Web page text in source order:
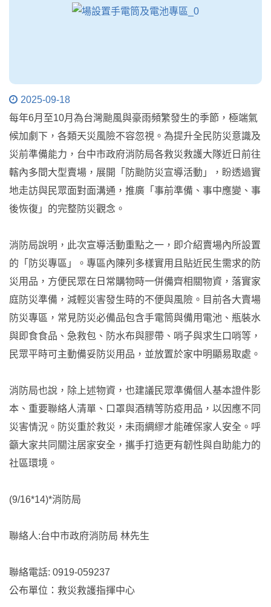
2025-09-18
每年6月至10月為台灣颱風與豪雨頻繁發生的季節，極端氣
候加劇下，各類天災風險不容忽視。為提升全民防災意識及
災前準備能力，台中市政府消防局各救災救護大隊近日前往
轄內多間大型賣場，展開「防颱防災宣導活動」，盼透過實
地走訪與民眾面對面溝通，推廣「事前準備、事中應變、事
後恢復」的完整防災觀念。
消防局說明，此次宣導活動重點之一，即介紹賣場內所設置
的「防災專區」。專區內陳列多樣實用且貼近民生需求的防
災用品，方便民眾在日常購物時一併備齊相關物資，落實家
庭防災準備，減輕災害發生時的不便與風險。目前各大賣場
防災專區，常見防災必備品包含手電筒與備用電池、瓶裝水
與即食食品、急救包、防水布與膠帶、哨子與求生口哨等，
民眾平時可主動備妥防災用品，並放置於家中明顯易取處。
消防局也說，除上述物資，也建議民眾準備個人基本證件影
本、重要聯絡人清單、口罩與酒精等防疫用品，以因應不同
災害情況。防災重於救災，未雨綢繆才能確保家人安全。呼
籲大家共同關注居家安全，攜手打造更有韌性與自助能力的
社區環境。
(9/16*14)*消防局
聯絡人:台中市政府消防局 林先生
聯絡電話: 0919-059237
公布單位：救災救護指揮中心